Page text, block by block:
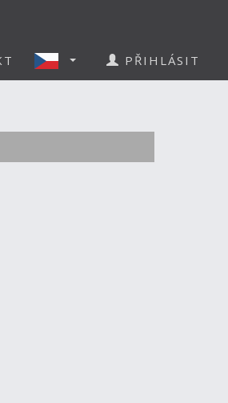
PŘIHLÁSIT